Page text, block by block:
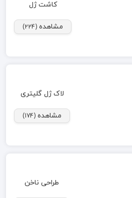
کاشت ژل
مشاهده (224)
لاک ژل گلیتری
مشاهده (174)
طراحی ناخن